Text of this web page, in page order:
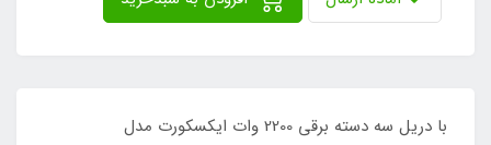
با دریل سه دسته برقی 2200 وات ایکسکورت مدل